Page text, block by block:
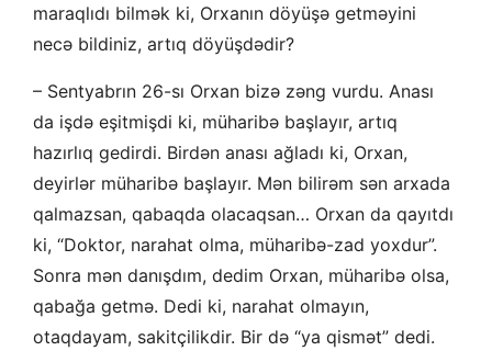
maraqlıdı bilmək ki, Orxanın döyüşə getməyini
necə bildiniz, artıq döyüşdədir?
– Sentyabrın 26-sı Orxan bizə zəng vurdu. Anası
da işdə eşitmişdi ki, müharibə başlayır, artıq
hazırlıq gedirdi. Birdən anası ağladı ki, Orxan,
deyirlər müharibə başlayır. Mən bilirəm sən arxada
qalmazsan, qabaqda olacaqsan… Orxan da qayıtdı
ki, “Doktor, narahat olma, müharibə-zad yoxdur”.
Sonra mən danışdım, dedim Orxan, müharibə olsa,
qabağa getmə. Dedi ki, narahat olmayın,
otaqdayam, sakitçilikdir. Bir də “ya qismət” dedi.